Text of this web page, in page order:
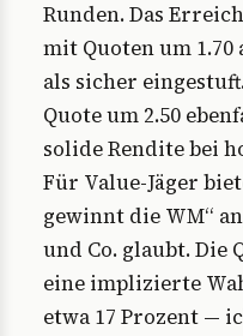
Runden. Das
mit Quoten um
als sicher
Quote um 2.50
solide Rendite bei
Für Value-Jäger
gewinnt die WM“
und Co. glaubt. Die
eine implizierte
etwa 17 Prozent —